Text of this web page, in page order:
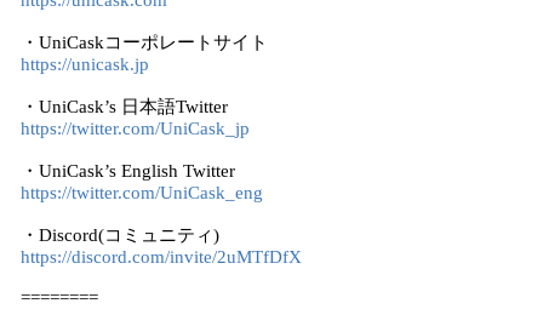
・UniCaskコーポレートサイト
https://unicask.jp
・UniCask’s 日本語Twitter
https://twitter.com/UniCask_jp
・UniCask’s English Twitter
https://twitter.com/UniCask_eng
・Discord(コミュニティ)
https://discord.com/invite/2uMTfDfX
========